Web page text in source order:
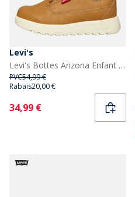
Levi's
Levi's Bottes Arizona Enfant Camel 0138
PVC54,99 €
Rabais20,00 €
Current
34,99 €